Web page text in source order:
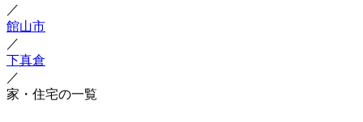
／
館山市
／
下真倉
／
家・住宅の一覧